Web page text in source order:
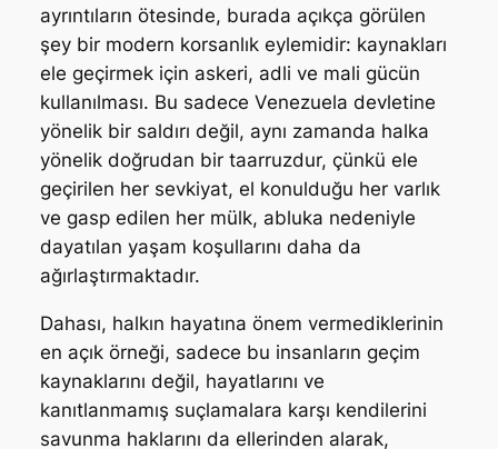
ayrıntıların ötesinde, burada açıkça görülen
şey bir modern korsanlık eylemidir: kaynakları
ele geçirmek için askeri, adli ve mali gücün
kullanılması. Bu sadece Venezuela devletine
yönelik bir saldırı değil, aynı zamanda halka
yönelik doğrudan bir taarruzdur, çünkü ele
geçirilen her sevkiyat, el konulduğu her varlık
ve gasp edilen her mülk, abluka nedeniyle
dayatılan yaşam koşullarını daha da
ağırlaştırmaktadır.
Dahası, halkın hayatına önem vermediklerinin
en açık örneği, sadece bu insanların geçim
kaynaklarını değil, hayatlarını ve
kanıtlanmamış suçlamalara karşı kendilerini
savunma haklarını da ellerinden alarak,